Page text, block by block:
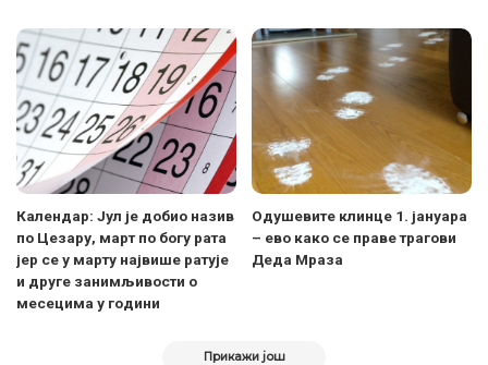
Календар: Јул је добио назив
по Цезару, март по богу рата
јер се у марту највише ратује
и друге занимљивости о
месецима у години
Одушевите клинце 1. јануара
– ево како се праве трагови
Деда Мраза
Прикажи још